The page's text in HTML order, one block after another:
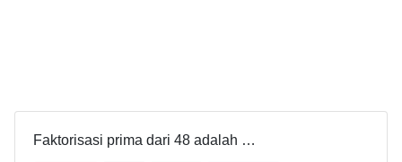
Faktorisasi prima dari 48 adalah …